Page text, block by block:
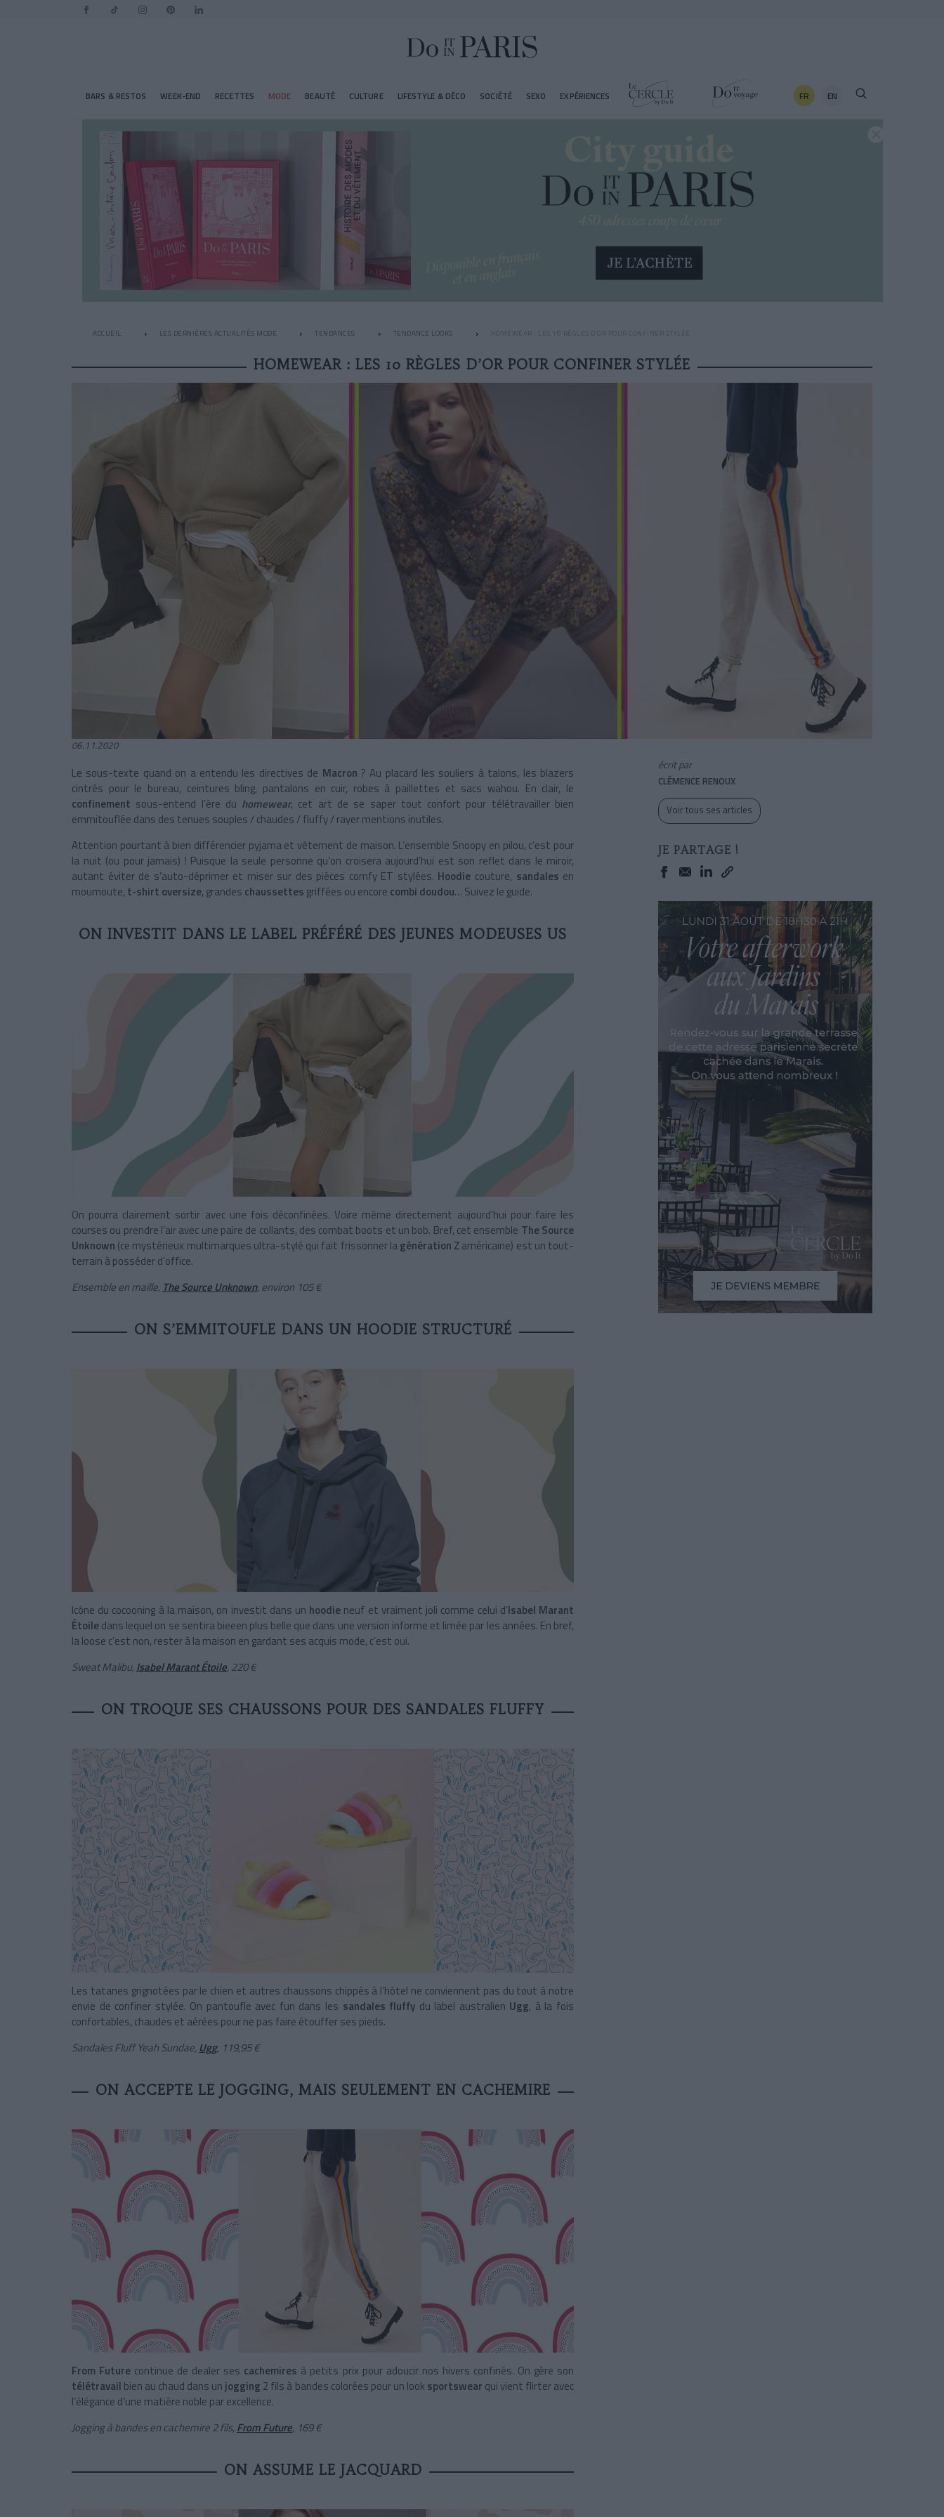
BARS & RESTOS WEEK-END RECETTES MODE BEAUTÉ CULTURE LIFESTYLE & DÉCO SOCIÉTÉ SEXO EXPÉRIENCES FR EN
ACCUEIL LES DERNIÈRES ACTUALITÉS MODE TENDANCES TENDANCE LOOKS HOMEWEAR : LES 10 RÈGLES D’OR POUR CONFINER STYLÉE
HOMEWEAR : LES 10 RÈGLES D’OR POUR CONFINER STYLÉE
06.11.2020
Le sous-texte quand on a entendu les directives de Macron ? Au placard les souliers à talons, les blazers
cintrés pour le bureau, ceintures bling, pantalons en cuir, robes à paillettes et sacs wahou. En clair, le
confinement sous-entend l’ère du homewear, cet art de se saper tout confort pour télétravailler bien
emmitouflée dans des tenues souples / chaudes / fluffy / rayer mentions inutiles.
Attention pourtant à bien différencier pyjama et vêtement de maison. L’ensemble Snoopy en pilou, c’est pour
la nuit (ou pour jamais) ! Puisque la seule personne qu’on croisera aujourd’hui est son reflet dans le miroir,
autant éviter de s’auto-déprimer et miser sur des pièces comfy ET stylées. Hoodie couture, sandales en
moumoute, t-shirt oversize, grandes chaussettes griffées ou encore combi doudou… Suivez le guide.
ON INVESTIT DANS LE LABEL PRÉFÉRÉ DES JEUNES MODEUSES US
On pourra clairement sortir avec une fois déconfinées. Voire même directement aujourd’hui pour faire les
courses ou prendre l’air avec une paire de collants, des combat boots et un bob. Bref, cet ensemble The Source
Unknown (ce mystérieux multimarques ultra-stylé qui fait frissonner lagénération Zaméricaine) est un tout-
terrain à posséder d’office.
Ensemble en maille, The Source Unknown, environ 105 €
ON S’EMMITOUFLE DANS UN HOODIE STRUCTURÉ
Icône du cocooning à la maison, on investit dans un hoodie neuf et vraiment joli comme celui d’Isabel Marant
Étoiledans lequel on se sentira bieeen plus belle que dans une version informe et limée par les années. En bref,
la loose c’est non, rester à la maison en gardant ses acquis mode, c’est oui.
Sweat Malibu, Isabel Marant Étoile, 220 €
ON TROQUE SES CHAUSSONS POUR DES SANDALES FLUFFY
Les tatanes grignotées par le chien et autres chaussons chippés à l’hôtel ne conviennent pas du tout à notre
envie de confiner stylée. On pantoufle avec fun dans les sandales fluffy du label australien Ugg, à la fois
confortables, chaudes et aérées pour ne pas faire étouffer ses pieds.
Sandales Fluff Yeah Sundae, Ugg, 119,95 €
ON ACCEPTE LE JOGGING, MAIS SEULEMENT EN CACHEMIRE
From Future continue de dealer ses cachemires à petits prix pour adoucir nos hivers confinés. On gère son
télétravail bien au chaud dans un jogging 2 fils à bandes colorées pour un look sportswear qui vient flirter avec
l’élégance d’une matière noble par excellence.
Jogging à bandes en cachemire 2 fils, From Future, 169 €
ON ASSUME LE JACQUARD
écrit par
CLÉMENCE RENOUX
Voir tous ses articles
JE PARTAGE !